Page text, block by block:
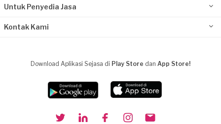
Untuk Penyedia Jasa
Kontak Kami
Download Aplikasi Sejasa di Play Store dan App Store!